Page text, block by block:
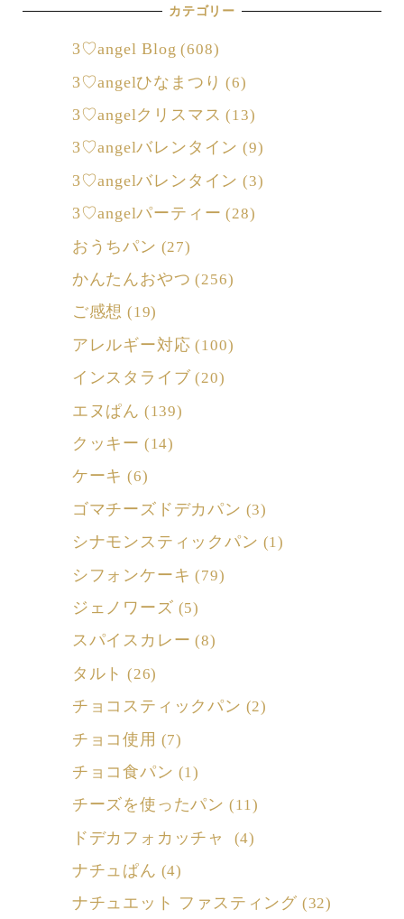
カテゴリー
3♡angel Blog (608)
3♡angelひなまつり (6)
3♡angelクリスマス (13)
3♡angelバレンタイン (9)
3♡angelバレンタイン (3)
3♡angelパーティー (28)
おうちパン (27)
かんたんおやつ (256)
ご感想 (19)
アレルギー対応 (100)
インスタライブ (20)
エヌぱん (139)
クッキー (14)
ケーキ (6)
ゴマチーズドデカパン (3)
シナモンスティックパン (1)
シフォンケーキ (79)
ジェノワーズ (5)
スパイスカレー (8)
タルト (26)
チョコスティックパン (2)
チョコ使用 (7)
チョコ食パン (1)
チーズを使ったパン (11)
ドデカフォカッチャ (4)
ナチュぱん (4)
ナチュエット ファスティング (32)